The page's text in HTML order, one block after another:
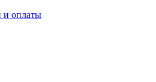
и оплаты